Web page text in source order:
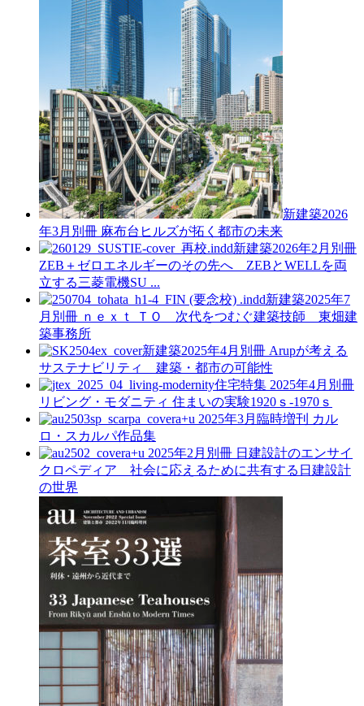
新建築2026
年3月別冊 麻布台ヒルズが拓く都市の未来
新建築2026年2月別冊
ZEB＋ゼロエネルギーのその先へ ZEBとWELLを両
立する三菱電機SU ...
新建築2025年7
月別冊 ｎｅｘｔ ＴＯ 次代をつむぐ建築技師 東畑建
築事務所
新建築2025年4月別冊 Arupが考える
サステナビリティ 建築・都市の可能性
住宅特集 2025年4月別冊
リビング・モダニティ 住まいの実験1920ｓ-1970ｓ
a+u 2025年3月臨時増刊 カル
ロ・スカルパ作品集
a+u 2025年2月別冊 日建設計のエンサイ
クロペディア 社会に応えるために共有する日建設計
の世界